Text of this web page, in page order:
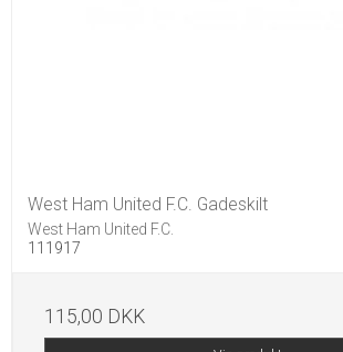
West Ham United F.C. Gadeskilt
West Ham United F.C.
111917
115,00 DKK